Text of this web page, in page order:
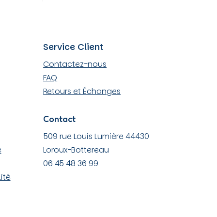
Service Client
Contactez-nous
FAQ
Retours et Échanges
Contact
509 rue Louis Lumière 44430
Loroux-Bottereau
06 45 48 36 99